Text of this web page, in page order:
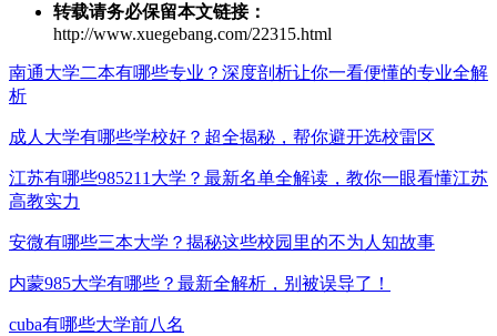
转载请务必保留本文链接：
http://www.xuegebang.com/22315.html
南通大学二本有哪些专业？深度剖析让你一看便懂的专业全解
析
成人大学有哪些学校好？超全揭秘，帮你避开选校雷区
江苏有哪些985211大学？最新名单全解读，教你一眼看懂江苏
高教实力
安微有哪些三本大学？揭秘这些校园里的不为人知故事
内蒙985大学有哪些？最新全解析，别被误导了！
cuba有哪些大学前八名